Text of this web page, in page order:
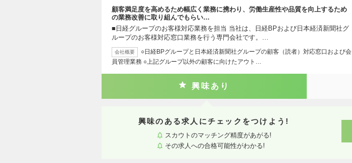
顧客満足度を高めるため幅広く業務に携わり、労働生産性や品質を向上するため
の業務改善に取り組んでもらい…
■日経グループのお客様対応業務を担当 当社は、日経BPおよび日本経済新聞社グ
ループのお客様対応窓口業務を行う専門会社です。…
会社概要
○日経BPグループと日本経済新聞社グループの顧客（読者）対応窓口および会
員管理業務 ○上記グループ以外の顧客に向けたアウト…
興味あり
興味のある求人にチェックをつけよう!
スカウトのマッチング精度があがる!
その求人への合格可能性がわかる!